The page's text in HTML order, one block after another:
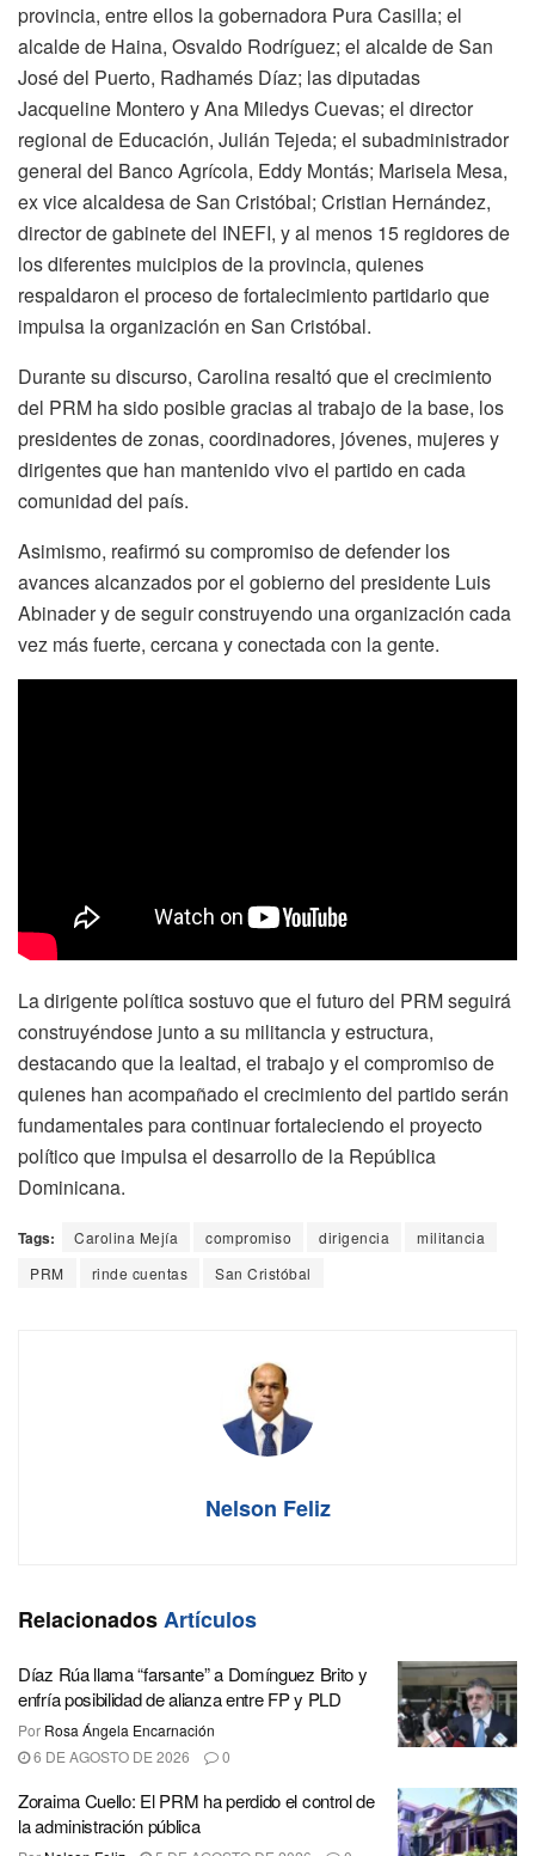
provincia, entre ellos la gobernadora Pura Casilla; el
alcalde de Haina, Osvaldo Rodríguez; el alcalde de San
José del Puerto, Radhamés Díaz; las diputadas
Jacqueline Montero y Ana Miledys Cuevas; el director
regional de Educación, Julián Tejeda; el subadministrador
general del Banco Agrícola, Eddy Montás; Marisela Mesa,
ex vice alcaldesa de San Cristóbal; Cristian Hernández,
director de gabinete del INEFI, y al menos 15 regidores de
los diferentes muicipios de la provincia, quienes
respaldaron el proceso de fortalecimiento partidario que
impulsa la organización en San Cristóbal.
Durante su discurso, Carolina resaltó que el crecimiento
del PRM ha sido posible gracias al trabajo de la base, los
presidentes de zonas, coordinadores, jóvenes, mujeres y
dirigentes que han mantenido vivo el partido en cada
comunidad del país.
Asimismo, reafirmó su compromiso de defender los
avances alcanzados por el gobierno del presidente Luis
Abinader y de seguir construyendo una organización cada
vez más fuerte, cercana y conectada con la gente.
La dirigente política sostuvo que el futuro del PRM seguirá
construyéndose junto a su militancia y estructura,
destacando que la lealtad, el trabajo y el compromiso de
quienes han acompañado el crecimiento del partido serán
fundamentales para continuar fortaleciendo el proyecto
político que impulsa el desarrollo de la República
Dominicana.
Tags: Carolina Mejía compromiso dirigencia
militancia
PRM
rinde cuentas San Cristóbal
Nelson Feliz
RelacionadosArtículos
Díaz Rúa llama “farsante” a Domínguez Brito y
enfría posibilidad de alianza entre FP y PLD
Por Rosa Ángela Encarnación
6 DE AGOSTO DE 2026
0
Zoraima Cuello: El PRM ha perdido el control de
la administración pública